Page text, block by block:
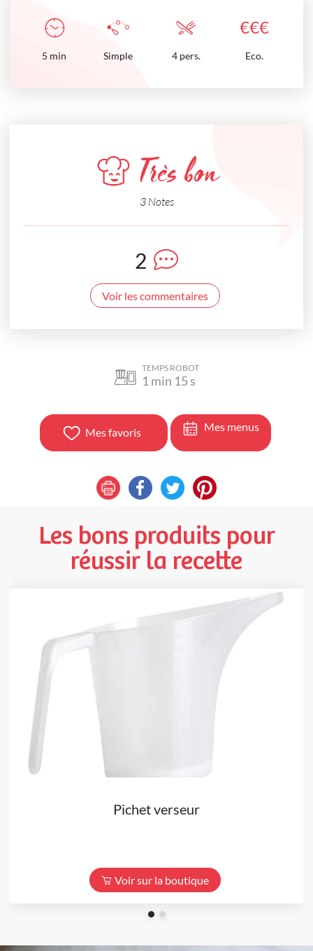
€€€
5 min Simple 4 pers. Eco.
Très bon
3 Notes
2
Voir les commentaires
TEMPS ROBOT
1 min 15 s
Mes favoris Mes menus
Les bons produits pour
réussir la recette
Pichet verseur
Voir sur la boutique